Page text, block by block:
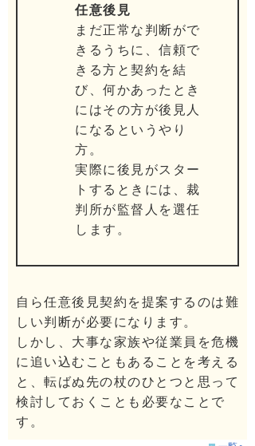
任意後見
まだ正常な判断がで
きるうちに、信頼で
きる方と契約を結
び、何かあったとき
にはその方が後見人
になるというやり
方。
実際に後見がスター
トするときには、裁
判所が監督人を選任
します。
自ら任意後見契約を提案するのは難
しい判断が必要になります。
しかし、大事な家族や従業員を危機
に追い込むこともあることを考える
と、転ばぬ先の杖のひとつと思って
検討しておくことも必要なことで
す。